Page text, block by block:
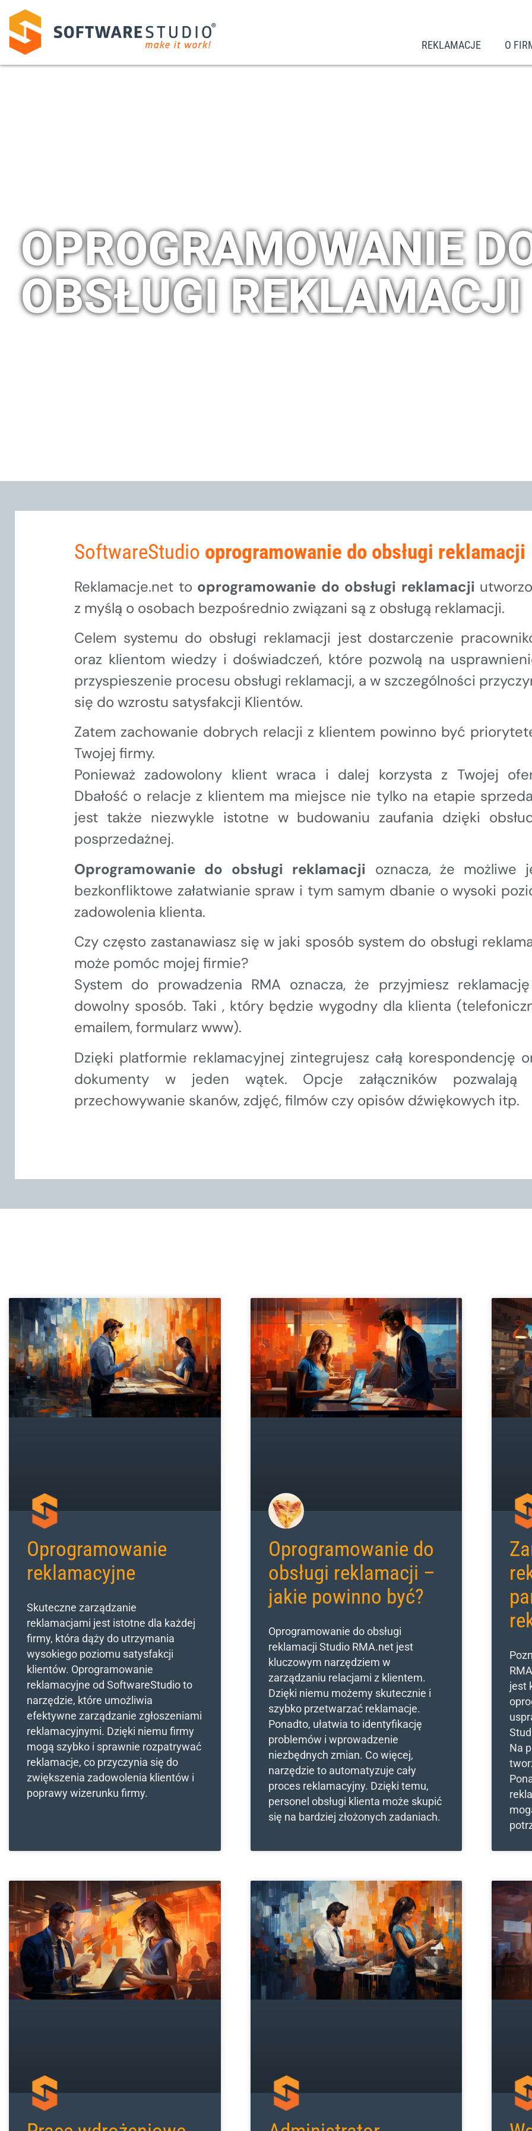
REKLAMACJE O
OPROGRAMOWANIE
OBSŁUGI REKLAMACJI
SoftwareStudio oprogramowanie do obsługi reklamacji
Reklamacje.net to oprogramowanie do obsługi reklamacji
z myślą o osobach bezpośrednio związani są z obsługą reklamacji.
Celem systemu do obsługi reklamacji jest dostarczenie
oraz klientom wiedzy i doświadczeń, które pozwolą na
przyspieszenie procesu obsługi reklamacji, a w szczególności
się do wzrostu satysfakcji Klientów.
Zatem zachowanie dobrych relacji z klientem powinno być
Twojej firmy.
Ponieważ zadowolony klient wraca i dalej korzysta z Twojej
Dbałość o relacje z klientem ma miejsce nie tylko na etapie
jest także niezwykle istotne w budowaniu zaufania dzięki
posprzedażnej.
Oprogramowanie do obsługi reklamacji oznacza, że możliwe
bezkonfliktowe załatwianie spraw i tym samym dbanie o wysoki
zadowolenia klienta.
Czy często zastanawiasz się w jaki sposób system do obsługi
może pomóc mojej firmie?
System do prowadzenia RMA oznacza, że przyjmiesz
dowolny sposób. Taki , który będzie wygodny dla klienta
emailem, formularz www).
Dzięki platformie reklamacyjnej zintegrujesz całą korespondencję
dokumenty w jeden wątek. Opcje załączników pozwalają
przechowywanie skanów, zdjęć, filmów czy opisów dźwiękowych itp.
Oprogramowanie
reklamacyjne
Skuteczne zarządzanie
reklamacjami jest istotne dla każdej
firmy, która dąży do utrzymania
wysokiego poziomu satysfakcji
klientów. Oprogramowanie
reklamacyjne od SoftwareStudio to
narzędzie, które umożliwia
efektywne zarządzanie zgłoszeniami
reklamacyjnymi. Dzięki niemu firmy
mogą szybko i sprawnie rozpatrywać
reklamacje, co przyczynia się do
zwiększenia zadowolenia klientów i
poprawy wizerunku firmy.
Oprogramowanie do
obsługi reklamacji –
jakie powinno być?
Oprogramowanie do obsługi
reklamacji Studio RMA.net jest
kluczowym narzędziem w
zarządzaniu relacjami z klientem.
Dzięki niemu możemy skutecznie i
szybko przetwarzać reklamacje.
Ponadto, ułatwia to identyfikację
problemów i wprowadzenie
niezbędnych zmian. Co więcej,
narzędzie to automatyzuje cały
proces reklamacyjny. Dzięki temu,
personel obsługi klienta może skupić
się na bardziej złożonych zadaniach.
jest
Na